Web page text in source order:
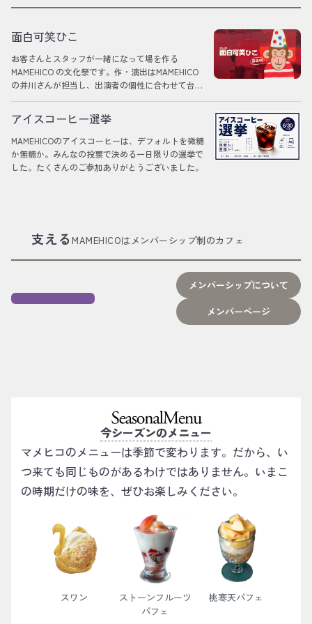
面白可笑ひこ
お客さんとスタッフが一緒になって場を作る
MAMEHICO の文化祭です。作・演出はMAMEHICO
の井川さんが担当し、出演者の個性に合わせて台本
アイスコーヒー選挙
MAMEHICOのアイスコーヒーは、デフォルトを微糖
か無糖か。みんなの投票で決める一日限りの選挙で
した。たくさんのご参加ありがとうございました。
支えるMAMEHICOはメンバーシップ制のカフェ
メンバーシップについて
メンバーページ
今シーズンのメニュー
マメヒコのメニューは季節で変わります。だから、い
つ来ても同じものがあるわけではありません。いまこ
の時期だけの味を、ぜひお楽しみください。
スワン
ストーンフルーツ
パフェ
桃寒天パフェ